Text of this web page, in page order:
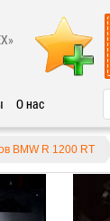
О нас
BMW R 1200 RT